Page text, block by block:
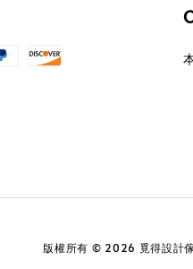
版權所有 © 2026 覓得設計